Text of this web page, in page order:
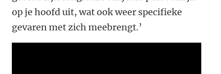
op je hoofd uit, wat ook weer specifieke
gevaren met zich meebrengt.’